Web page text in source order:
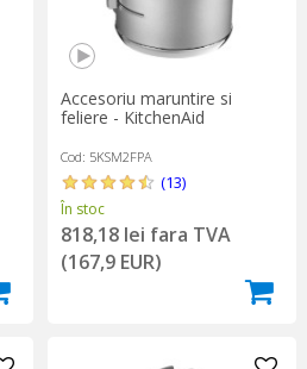
Accesoriu maruntire si
feliere - KitchenAid
Cod: 5KSM2FPA
(13)
În stoc
818,18 lei fara TVA
(167,9 EUR)